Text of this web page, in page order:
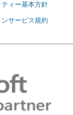
ィー基本方針
サービス規約